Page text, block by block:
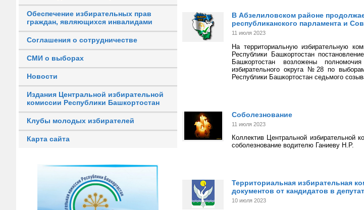
Обеспечение избирательных прав
граждан, являющихся инвалидами
Соглашения о сотрудничестве
СМИ о выборах
Новости
Издания Центральной избирательной
комиссии Республики Башкортостан
Клубы молодых избирателей
Карта сайта
В Абзелиловском районе
республиканского парламента и
11 июля 2023
На территориальную избирательную
Республики Башкортостан
Башкортостан возложены
избирательного округа №28 по
Республики Башкортостан седьмого
Соболезнование
11 июля 2023
Коллектив Центральной избирательной
соболезнование водителю Ганиеву Н.Р.
Территориальная избирательная
документов от кандидатов в
10 июля 2023